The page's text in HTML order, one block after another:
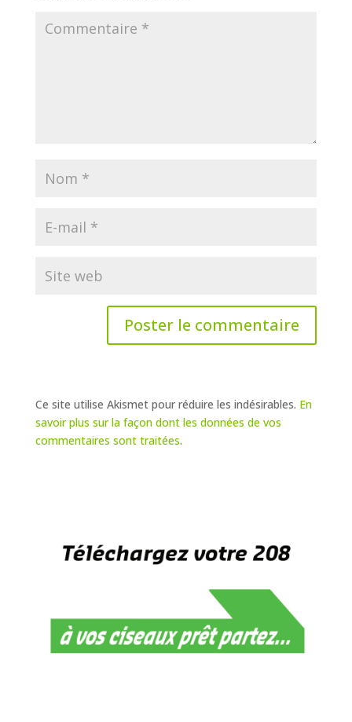
Ce site utilise Akismet pour réduire les indésirables. En
savoir plus sur la façon dont les données de vos
commentaires sont traitées.